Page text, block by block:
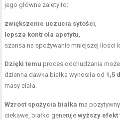
jego główne zalety to:
zwiększenie uczucia sytości
lepsza kontrola apetytu
szansa na spożywanie mniejszej ilości
Dzięki temu proces odchudzania
dzienna dawka białka wynosiła od 1,5
masy ciała.
Wzrost spożycia białka ma
ciekawe, białko generujewyższy